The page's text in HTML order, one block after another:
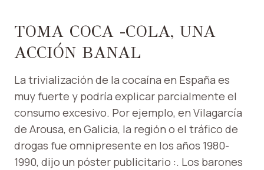
TOMA COCA -COLA, UNA
ACCIÓN BANAL
La trivialización de la cocaína en España es
muy fuerte y podría explicar parcialmente el
consumo excesivo. Por ejemplo, en Vilagarcía
de Arousa, en Galicia, la región o el tráfico de
drogas fue omnipresente en los años 1980-
1990, dijo un póster publicitario :. Los barones